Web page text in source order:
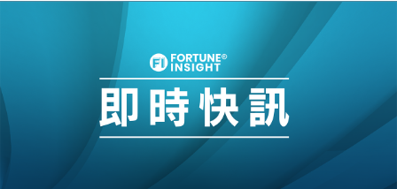
中國｜強颱風「白海豚」殘渦北上 上海取消逾900班
財經｜華僑銀行上半年淨利創新高 中期息增15%至
財經｜滙豐上調香港今年GDP預測至4.5% 看好貿易
及消費表現
16:47
本地｜假冒內地執法人員要求交「保證金」 43歲女子
財經｜日經失守6.5萬點後回穩 全周仍升近2%